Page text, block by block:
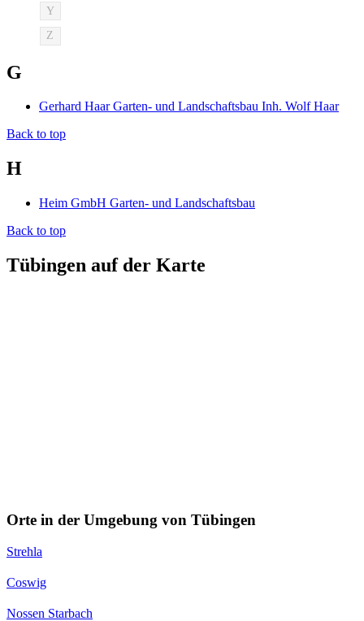
Y
Z
G
Gerhard Haar Garten- und Landschaftsbau Inh. Wolf Haar
Back to top
H
Heim GmbH Garten- und Landschaftsbau
Back to top
Tübingen auf der Karte
Orte in der Umgebung von Tübingen
Strehla
Coswig
Nossen Starbach